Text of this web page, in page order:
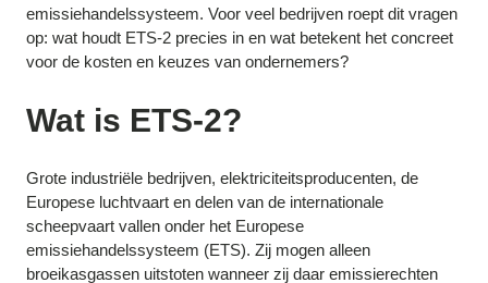
emissiehandelssysteem. Voor veel bedrijven roept dit vragen
op: wat houdt ETS-2 precies in en wat betekent het concreet
voor de kosten en keuzes van ondernemers?
Wat is ETS-2?
Grote industriële bedrijven, elektriciteitsproducenten, de
Europese luchtvaart en delen van de internationale
scheepvaart vallen onder het Europese
emissiehandelssysteem (ETS). Zij mogen alleen
broeikasgassen uitstoten wanneer zij daar emissierechten